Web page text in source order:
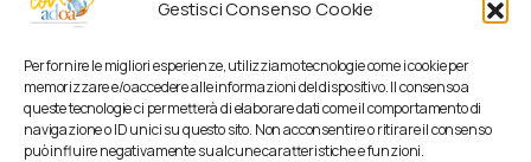
Gestisci Consenso Cookie
Per fornire le migliori esperienze, utilizziamo tecnologie come i cookie per
memorizzare e/o accedere alle informazioni del dispositivo. Il consenso a
queste tecnologie ci permetterà di elaborare dati come il comportamento di
navigazione o ID unici su questo sito. Non acconsentire o ritirare il consenso
può influire negativamente su alcune caratteristiche e funzioni.